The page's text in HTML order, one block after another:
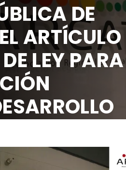
DE
ARTÍCULO
LEY PARA